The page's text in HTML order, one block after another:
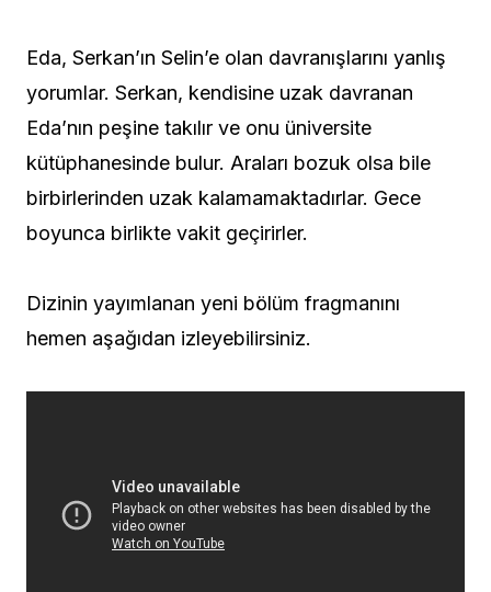
Eda, Serkan’ın Selin’e olan davranışlarını yanlış
yorumlar. Serkan, kendisine uzak davranan
Eda’nın peşine takılır ve onu üniversite
kütüphanesinde bulur. Araları bozuk olsa bile
birbirlerinden uzak kalamamaktadırlar. Gece
boyunca birlikte vakit geçirirler.
Dizinin yayımlanan yeni bölüm fragmanını
hemen aşağıdan izleyebilirsiniz.